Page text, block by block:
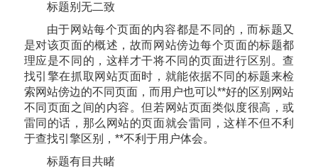
标题别无二致
由于网站每个页面的内容都是不同的，而标题又
是对该页面的概述，故而网站傍边每个页面的标题都
理应是不同的，这样才干将不同的页面进行区别。查
找引擎在抓取网站页面时，就能依据不同的标题来检
索网站傍边的不同页面，而用户也可以**好的区别网站
不同页面之间的内容。但若网站页面类似度很高，或
雷同的话，那么网站的页面就会雷同，这样不但不利
于查找引擎区别，**不利于用户体会。
标题有目共睹